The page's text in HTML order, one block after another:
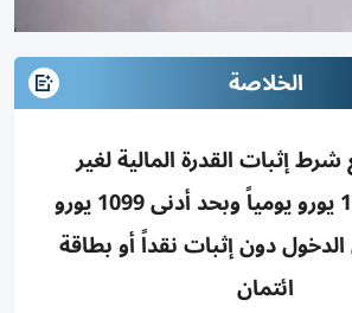
الخلاصة
شرط إثبات القدرة المالية لغير
الأوروبيين: 122 يورو يومياً وبحد أدنى 1099 يورو
دون إثبات نقداً أو بطاقة
ائتمان